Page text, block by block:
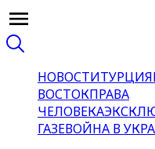
НОВОСТИТУРЦИЯ
ВОСТОКПРАВА
ЧЕЛОВЕКА
ГАЗЕВОЙНА В